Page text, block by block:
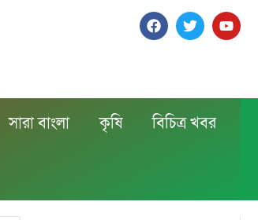
সারা বাংলা কৃষি বিচিত্র খবর